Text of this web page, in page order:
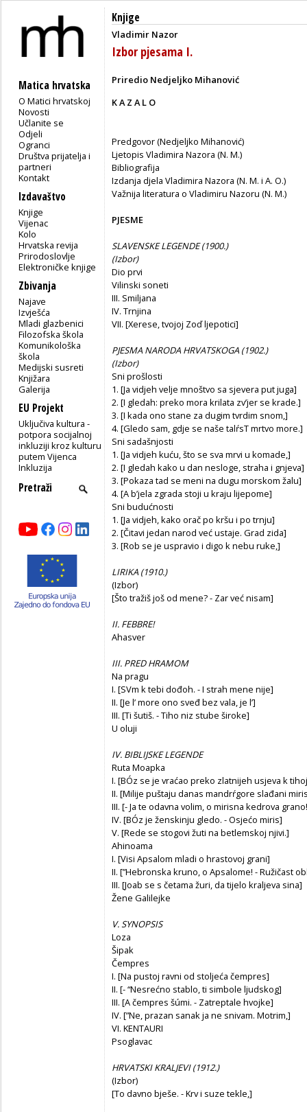
Matica hrvatska
O Matici hrvatskoj
Novosti
Učlanite se
Odjeli
Ogranci
Društva prijatelja i
partneri
Kontakt
Izdavaštvo
Knjige
Vijenac
Kolo
Hrvatska revija
Prirodoslovlje
Elektroničke knjige
Zbivanja
Najave
Izvješća
Mladi glazbenici
Filozofska škola
Komunikološka
škola
Medijski susreti
Knjižara
Galerija
EU Projekt
Uključiva kultura -
potpora socijalnoj
inkluziji kroz kulturu
putem Vijenca
Inkluzija
Knjige
Vladimir Nazor
Izbor pjesama I.
Priredio Nedjeljko Mihanović
K A Z A L O
Predgovor (Nedjeljko Mihanović)
Ljetopis Vladimira Nazora (N. M.)
Bibliografija
Izdanja djela Vladimira Nazora (N. M. i A. O.)
Važnija literatura o Vladimiru Nazoru (N. M.)
PJESME
SLAVENSKE LEGENDE (1900.)
(Izbor)
Dio prvi
Vilinski soneti
III. Smiljana
IV. Trnjina
VII. [Xerese, tvojoj Zoď ljepotici]
PJESMA NARODA HRVATSKOGA (1902.)
(Izbor)
Sni prošlosti
1. [Ja vidjeh velje mnoštvo sa sjevera put juga]
2. [I gledah: preko mora krilata zv’jer se krade.]
3. [I kada ono stane za dugim tvrdim snom,]
4. [Gledo sam, gdje se naše talŕsT mrtvo more.]
Sni sadašnjosti
1. [Ja vidjeh kuću, što se sva mrvi u komade,]
2. [I gledah kako u dan nesloge, straha i gnjeva]
3. [Pokaza tad se meni na dugu morskom žalu]
4. [A b’jela zgrada stoji u kraju lijepome]
Sni budućnosti
1. [Ja vidjeh, kako orač po kršu i po trnju]
2. [Čitavi jedan narod već ustaje. Grad zida]
3. [Rob se je uspravio i digo k nebu ruke,]
LIRIKA (1910.)
(Izbor)
[Što tražiš još od mene? - Zar već nisam]
II. FEBBRE!
Ahasver
III. PRED HRAMOM
Na pragu
I. [SVm k tebi dođoh. - I strah mene nije]
II. [Je l’ more ono sveđ bez vala, je l’]
III. [Ti šutiš. - Tiho niz stube široke]
U oluji
IV. BIBLIJSKE LEGENDE
Ruta Moapka
I. [BÓz se je vraćao preko zlatnijeh usjeva k
II. [Milije puštaju danas mandrŕgore slađani
III. [- Ja te odavna volim, o mirisna kedrova
IV. [BÓz je ženskinju gledo. - Osjećo miris]
V. [Rede se stogovi žuti na betlemskoj njivi.]
Ahinoama
I. [Visi Apsalom mladi o hrastovoj grani]
II. [”Hebronska kruno, o Apsalome! - Ružičast
III. [Joab se s četama žuri, da tijelo kraljeva sina]
Žene Galilejke
V. SYNOPSIS
Loza
Šipak
Čempres
I. [Na pustoj ravni od stoljeća čempres]
II. [- “Nesrećno stablo, ti simbole ljudskog]
III. [A čempres šúmi. - Zatreptale hvojke]
IV. [”Ne, prazan sanak ja ne snivam. Motrim,]
VI. KENTAURI
Psoglavac
HRVATSKI KRALJEVI (1912.)
(Izbor)
[To davno bješe. - Krv i suze tekle,]